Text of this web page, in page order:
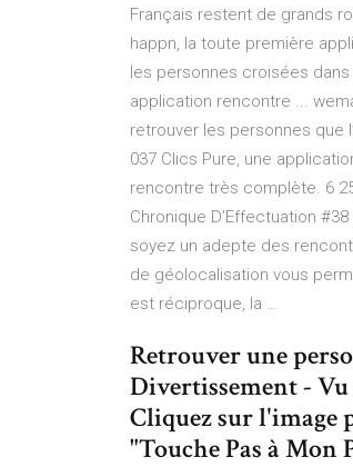
Français restent de grands
happn, la toute première
les personnes croisées dans
application rencontre ...
retrouver les personnes que
037 Clics Pure, une
rencontre très complète. 6
Chronique D’Effectuation
soyez un adepte des
de géolocalisation vous
est réciproque, la …
Retrouver une
Divertissement -
Cliquez sur l'image
"Touche Pas à Mon